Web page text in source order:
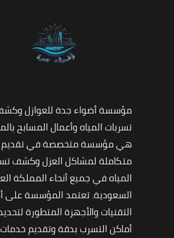
مؤسسة أضواء جدة للعوازل
تسربات المياه وأعمال المسابح
هي مؤسسة متخصصة في تقديم
متكاملة لمشاكل العزل وكشف
المياه في جميع أنحاء المملكة
السعودية. تعتمد المؤسسة على
التقنيات والأجهزة المتطورة
أماكن التسرب بدقة وتقديم خدمات